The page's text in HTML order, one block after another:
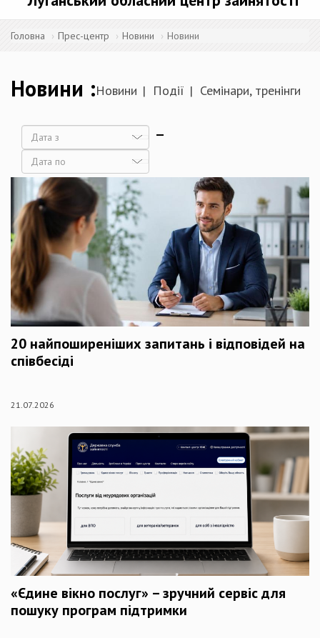
Головна Прес-центр Новини Новини
Новини Новини Події Семінари, тренінги
Дата
Дата
20 найпоширеніших запитань і відповідей на
співбесіді
21.07.2026
«Єдине вікно послуг» – зручний сервіс для
пошуку програм підтримки